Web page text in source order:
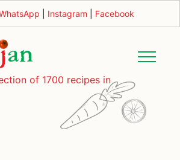
Instagram Facebook
of 1700 recipes in